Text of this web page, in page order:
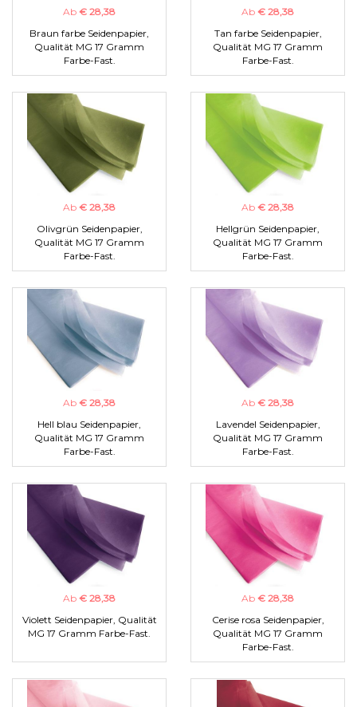
Ab € 28,38
Braun farbe Seidenpapier,
Qualität MG 17 Gramm
Farbe-Fast.
Ab € 28,38
Tan farbe Seidenpapier,
Qualität MG 17 Gramm
Farbe-Fast.
Ab € 28,38
Olivgrün Seidenpapier,
Qualität MG 17 Gramm
Farbe-Fast.
Ab € 28,38
Hellgrün Seidenpapier,
Qualität MG 17 Gramm
Farbe-Fast.
Ab € 28,38
Hell blau Seidenpapier,
Qualität MG 17 Gramm
Farbe-Fast.
Ab € 28,38
Lavendel Seidenpapier,
Qualität MG 17 Gramm
Farbe-Fast.
Ab € 28,38
Violett Seidenpapier, Qualität
MG 17 Gramm Farbe-Fast.
Ab € 28,38
Cerise rosa Seidenpapier,
Qualität MG 17 Gramm
Farbe-Fast.